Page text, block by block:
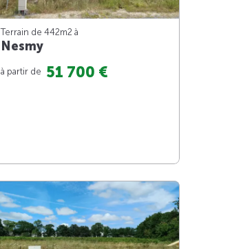
Terrain de 442m2 à
Nesmy
à partir de 51 700 €